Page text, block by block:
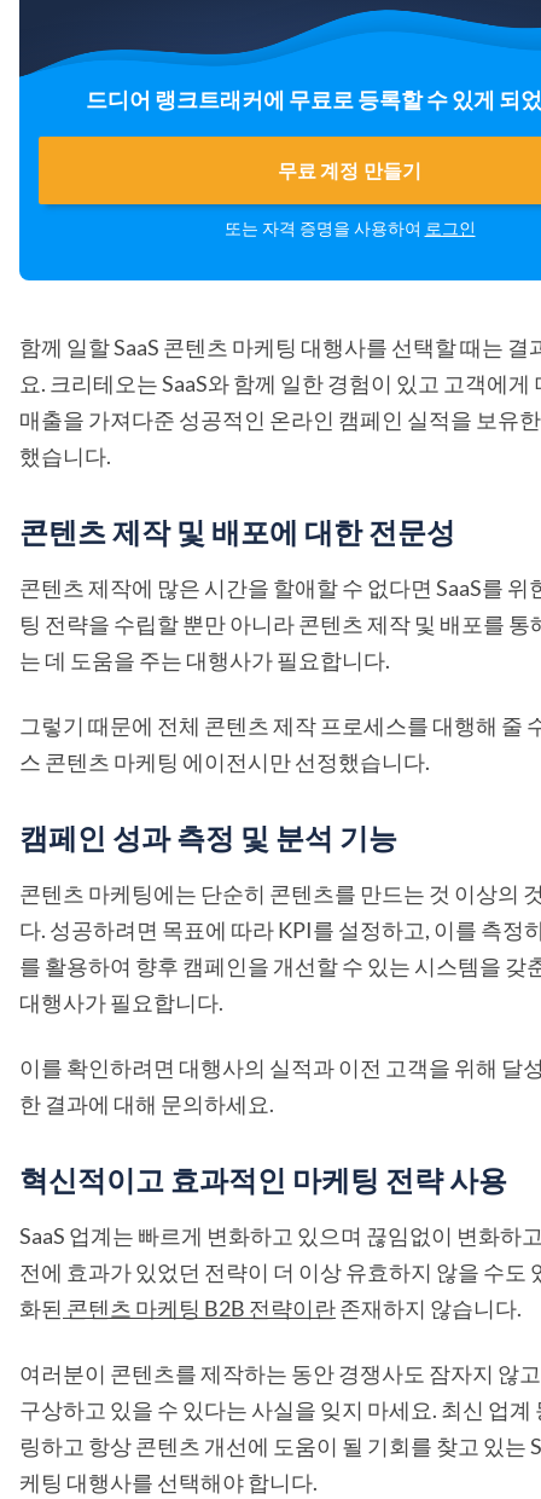
드디어 랭크트래커에 무료로 등록할 수 있게 되
무료 계정 만들기
또는 자격 증명을 사용하여 로그인
함께 일할 SaaS 콘텐츠 마케팅 대행사를 선택할 때는 결
요. 크리테오는 SaaS와 함께 일한 경험이 있고 고객에게
매출을 가져다준 성공적인 온라인 캠페인 실적을 보유
했습니다.
콘텐츠 제작 및 배포에 대한 전문성
콘텐츠 제작에 많은 시간을 할애할 수 없다면 SaaS를 위
팅 전략을 수립할 뿐만 아니라 콘텐츠 제작 및 배포를 통
는 데 도움을 주는 대행사가 필요합니다.
그렇기 때문에 전체 콘텐츠 제작 프로세스를 대행해 줄
스 콘텐츠 마케팅 에이전시만 선정했습니다.
캠페인 성과 측정 및 분석 기능
콘텐츠 마케팅에는 단순히 콘텐츠를 만드는 것 이상의
다. 성공하려면 목표에 따라 KPI를 설정하고, 이를 측정
를 활용하여 향후 캠페인을 개선할 수 있는 시스템을 갖
대행사가 필요합니다.
이를 확인하려면 대행사의 실적과 이전 고객을 위해 달
한 결과에 대해 문의하세요.
혁신적이고 효과적인 마케팅 전략 사용
SaaS 업계는 빠르게 변화하고 있으며 끊임없이 변화하
전에 효과가 있었던 전략이 더 이상 유효하지 않을 수도
화된 콘텐츠 마케팅 B2B 전략이란존재하지 않습니다.
여러분이 콘텐츠를 제작하는 동안 경쟁사도 잠자지 않
구상하고 있을 수 있다는 사실을 잊지 마세요. 최신 업계
링하고 항상 콘텐츠 개선에 도움이 될 기회를 찾고 있는
케팅 대행사를 선택해야 합니다.